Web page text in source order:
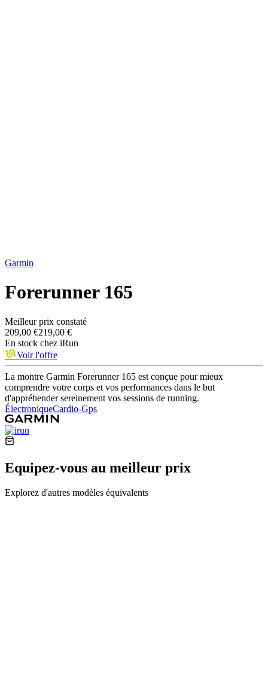
Garmin
Forerunner 165
Meilleur prix constaté
209,00 €219,00 €
En stock chez iRun
Voir l'offre
La montre Garmin Forerunner 165 est conçue pour mieux
comprendre votre corps et vos performances dans le but
d'appréhender sereinement vos sessions de running.
ÉlectroniqueCardio-Gps
Equipez-vous au meilleur prix
Explorez d'autres modèles équivalents